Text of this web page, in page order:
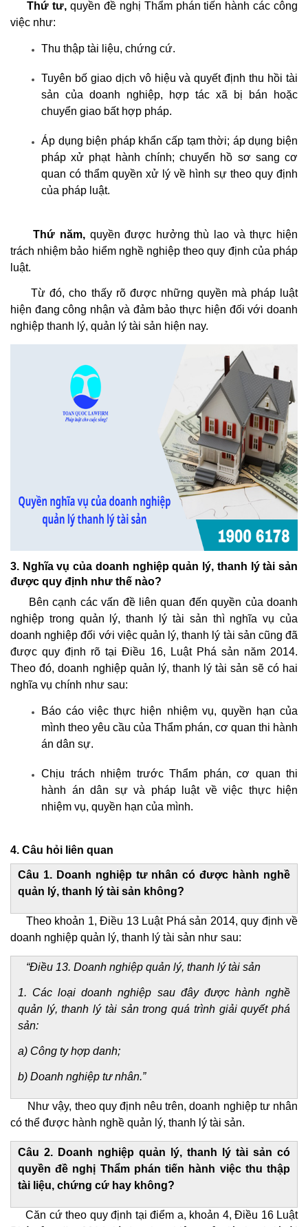
Thứ tư,quyền đề nghị Thẩm phán tiến hành các công
việc như:
Thu thập tài liệu, chứng cứ.
Tuyên bố giao dịch vô hiệu và quyết định thu hồi tài
sản của doanh nghiệp, hợp tác xã bị bán hoặc
chuyển giao bất hợp pháp.
Áp dụng biện pháp khẩn cấp tạm thời; áp dụng biện
pháp xử phạt hành chính; chuyển hồ sơ sang cơ
quan có thẩm quyền xử lý về hình sự theo quy định
của pháp luật.
Thứ năm, quyền được hưởng thù lao và thực hiện
trách nhiệm bảo hiểm nghề nghiệp theo quy định của pháp
luật.
Từ đó, cho thấy rõ được những quyền mà pháp luật
hiện đang công nhận và đảm bảo thực hiện đối với doanh
nghiệp thanh lý, quản lý tài sản hiện nay.
3. Nghĩa vụ của doanh nghiệp quản lý, thanh lý tài sản
được quy định như thế nào?
Bên cạnh các vấn đề liên quan đến quyền của doanh
nghiệp trong quản lý, thanh lý tài sản thì nghĩa vụ của
doanh nghiệp đối với việc quản lý, thanh lý tài sản cũng đã
được quy định rõ tại Điều 16, Luật Phá sản năm 2014.
Theo đó, doanh nghiệp quản lý, thanh lý tài sản sẽ có hai
nghĩa vụ chính như sau:
Báo cáo việc thực hiện nhiệm vụ, quyền hạn của
mình theo yêu cầu của Thẩm phán, cơ quan thi hành
án dân sự.
Chịu trách nhiệm trước Thẩm phán, cơ quan thi
hành án dân sự và pháp luật về việc thực hiện
nhiệm vụ, quyền hạn của mình.
4. Câu hỏi liên quan
Câu 1. Doanh nghiệp tư nhân có được hành nghề
quản lý, thanh lý tài sản không?
Theo khoản 1, Điều 13 Luật Phá sản 2014, quy định về
doanh nghiệp quản lý, thanh lý tài sản như sau:
“Điều 13. Doanh nghiệp quản lý, thanh lý tài sản
1. Các loại doanh nghiệp sau đây được hành nghề
quản lý, thanh lý tài sản trong quá trình giải quyết phá
sản:
a) Công ty hợp danh;
b) Doanh nghiệp tư nhân.”
Như vậy, theo quy định nêu trên, doanh nghiệp tư nhân
có thể được hành nghề quản lý, thanh lý tài sản.
Câu 2. Doanh nghiệp quản lý, thanh lý tài sản có
quyền đề nghị Thẩm phán tiến hành việc thu thập
tài liệu, chứng cứ hay không?
Căn cứ theo quy định tại điểm a, khoản 4, Điều 16 Luật